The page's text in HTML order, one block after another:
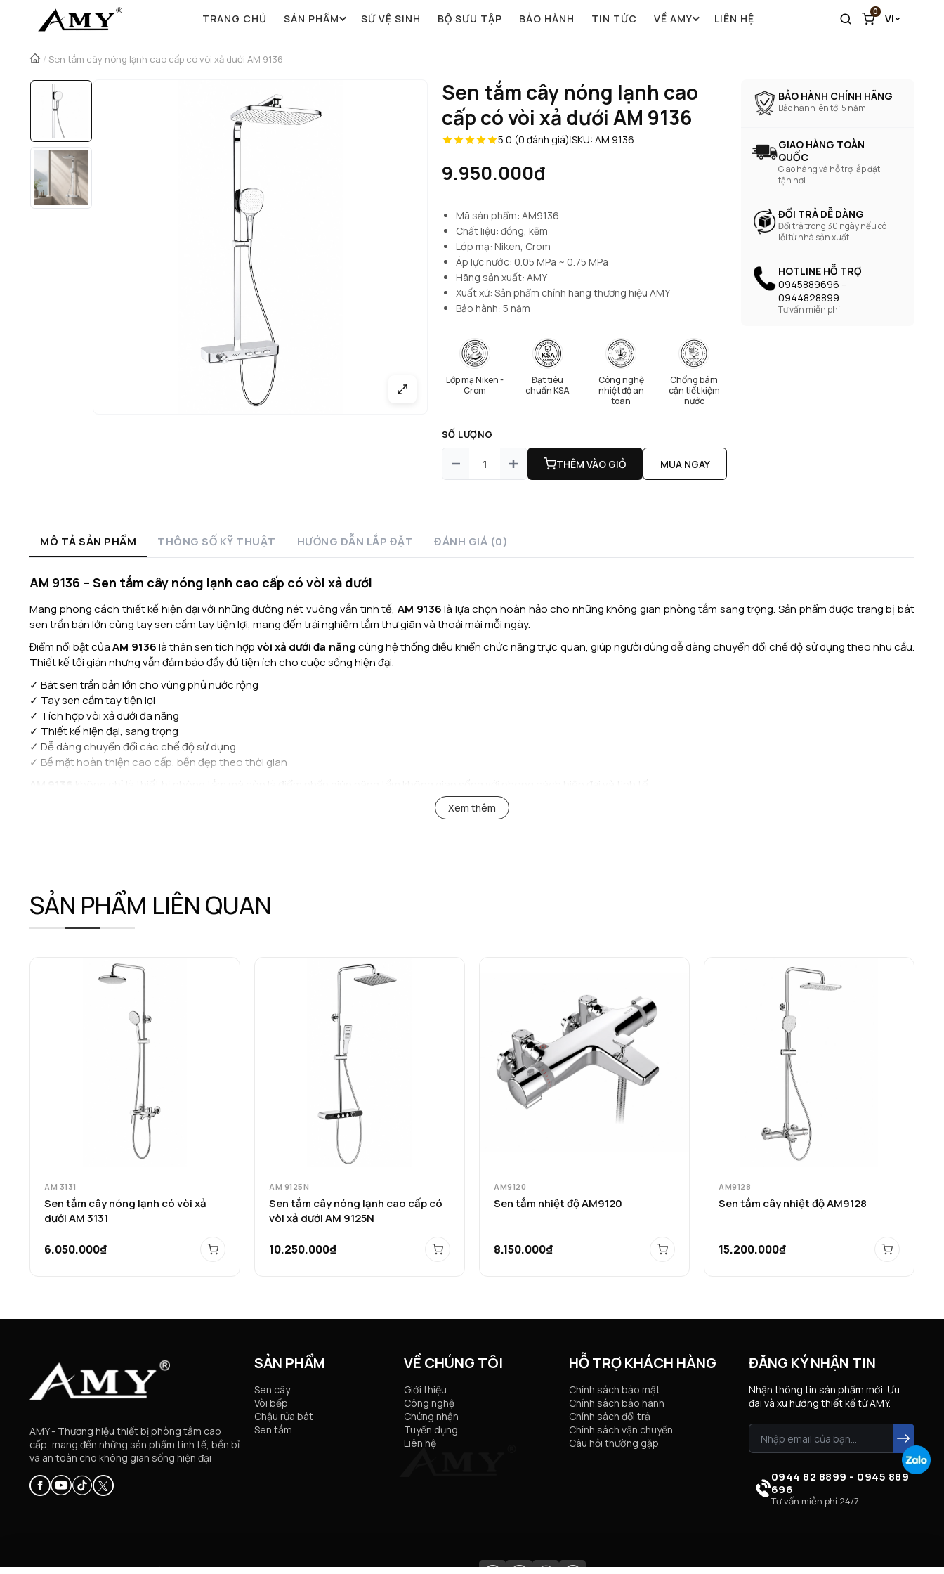
TRANG CHỦ SẢN PHẨM SỨ VỆ SINH BỘ SƯU TẬP BẢO HÀNH TIN TỨC VỀ AMY LIÊN HỆ
0
VI
/ Sen tắm cây nóng lạnh cao cấp có vòi xả dưới AM 9136
Sen tắm cây nóng lạnh cao
cấp có vòi xả dưới AM 9136
5.0 (0 đánh giá)|SKU: AM 9136
9.950.000đ
Mã sản phẩm: AM9136
Chất liệu: đồng, kẽm
Lớp mạ: Niken, Crom
Áp lực nước: 0.05 MPa ~ 0.75 MPa
Hãng sản xuất: AMY
Xuất xứ: Sản phẩm chính hãng thương hiệu AMY
Bảo hành: 5 năm
Lớp mạ Niken -
Crom
Đạt tiêu
chuẩn KSA
Công nghệ
nhiệt độ an
toàn
Chống bám
cặn tiết kiệm
nước
SỐ LƯỢNG
THÊM VÀO GIỎ MUA NGAY
BẢO HÀNH CHÍNH HÃNG
Bảo hành lên tới 5 năm
GIAO HÀNG TOÀN
QUỐC
Giao hàng và hỗ trợ lắp đặt
tận nơi
ĐỔI TRẢ DỄ DÀNG
Đổi trả trong 30 ngày nếu có
lỗi từ nhà sản xuất
HOTLINE HỖ TRỢ
0945889696 --
0944828899
Tư vấn miễn phí
MÔ TẢ SẢN PHẨM THÔNG SỐ KỸ THUẬT HƯỚNG DẪN LẮP ĐẶT ĐÁNH GIÁ (0)
AM 9136 – Sen tắm cây nóng lạnh cao cấp có vòi xả dưới
Mang phong cách thiết kế hiện đại với những đường nét vuông vắn tinh tế, AM 9136là lựa chọn hoàn hảo cho những không gian phòng tắm sang trọng. Sản phẩm được trang bị bát
sen trần bản lớn cùng tay sen cầm tay tiện lợi, mang đến trải nghiệm tắm thư giãn và thoải mái mỗi ngày.
Điểm nổi bật củaAM 9136là thân sen tích hợpvòi xả dưới đa năngcùng hệ thống điều khiển chức năng trực quan, giúp người dùng dễ dàng chuyển đổi chế độ sử dụng theo nhu cầu.
Thiết kế tối giản nhưng vẫn đảm bảo đầy đủ tiện ích cho cuộc sống hiện đại.
✓ Bát sen trần bản lớn cho vùng phủ nước rộng
✓ Tay sen cầm tay tiện lợi
✓ Tích hợp vòi xả dưới đa năng
✓ Thiết kế hiện đại, sang trọng
✓ Dễ dàng chuyển đổi các chế độ sử dụng
✓ Bề mặt hoàn thiện cao cấp, bền đẹp theo thời gian
không chỉ là thiết bị phòng tắm mà còn là điểm nhấn giúp nâng tầm không gian sống với phong cách hiện đại và tinh tế.
Xem thêm
SẢN PHẨM LIÊN QUAN
AM 3131
Sen tắm cây nóng lạnh có vòi xả
dưới AM 3131
6.050.000₫
AM 9125N
Sen tắm cây nóng lạnh cao cấp có
vòi xả dưới AM 9125N
10.250.000₫
AM9120
Sen tắm nhiệt độ AM9120
8.150.000₫
AM9128
Sen tắm cây nhiệt độ AM9128
15.200.000₫
AMY - Thương hiệu thiết bị phòng tắm cao
cấp, mang đến những sản phẩm tinh tế, bền bỉ
và an toàn cho không gian sống hiện đại
SẢN PHẨM
Sen cây
Vòi bếp
Chậu rửa bát
Sen tắm
VỀ CHÚNG TÔI
Giới thiệu
Công nghệ
Chứng nhận
Tuyển dụng
Liên hệ
HỖ TRỢ KHÁCH HÀNG
Chính sách bảo mật
Chính sách bảo hành
Chính sách đổi trả
Chính sách vận chuyển
Câu hỏi thường gặp
ĐĂNG KÝ NHẬN TIN
Nhận thông tin sản phẩm mới. Ưu
đãi và xu hướng thiết kế từ AMY.
0944 82 8899 - 0945 889
696
Tư vấn miễn phí 24/7